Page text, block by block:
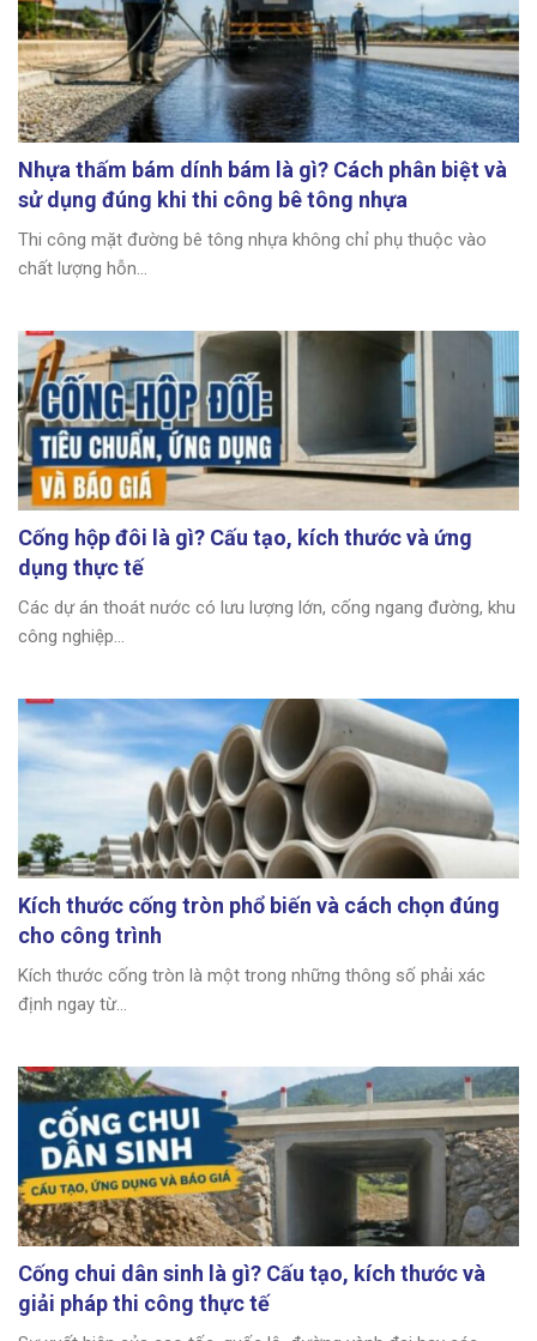
Nhựa thấm bám dính bám là gì? Cách phân biệt và
sử dụng đúng khi thi công bê tông nhựa
Thi công mặt đường bê tông nhựa không chỉ phụ thuộc vào
chất lượng hỗn...
Cống hộp đôi là gì? Cấu tạo, kích thước và ứng
dụng thực tế
Các dự án thoát nước có lưu lượng lớn, cống ngang đường, khu
công nghiệp...
Kích thước cống tròn phổ biến và cách chọn đúng
cho công trình
Kích thước cống tròn là một trong những thông số phải xác
định ngay từ...
Cống chui dân sinh là gì? Cấu tạo, kích thước và
giải pháp thi công thực tế